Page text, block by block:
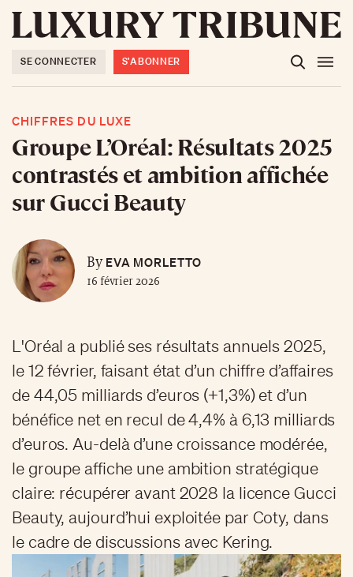
SE CONNECTER S'ABONNER
CHIFFRES DU LUXE
Groupe L’Oréal: Résultats 2025
contrastés et ambition affichée
sur Gucci Beauty
ByEVA MORLETTO
16 février 2026
L'Oréal a publié ses résultats annuels 2025,
le 12 février, faisant état d’un chiffre d’affaires
de 44,05 milliards d’euros (+1,3%) et d’un
bénéfice net en recul de 4,4% à 6,13 milliards
d’euros. Au-delà d’une croissance modérée,
le groupe affiche une ambition stratégique
claire: récupérer avant 2028 la licence Gucci
Beauty, aujourd’hui exploitée par Coty, dans
le cadre de discussions avec Kering.